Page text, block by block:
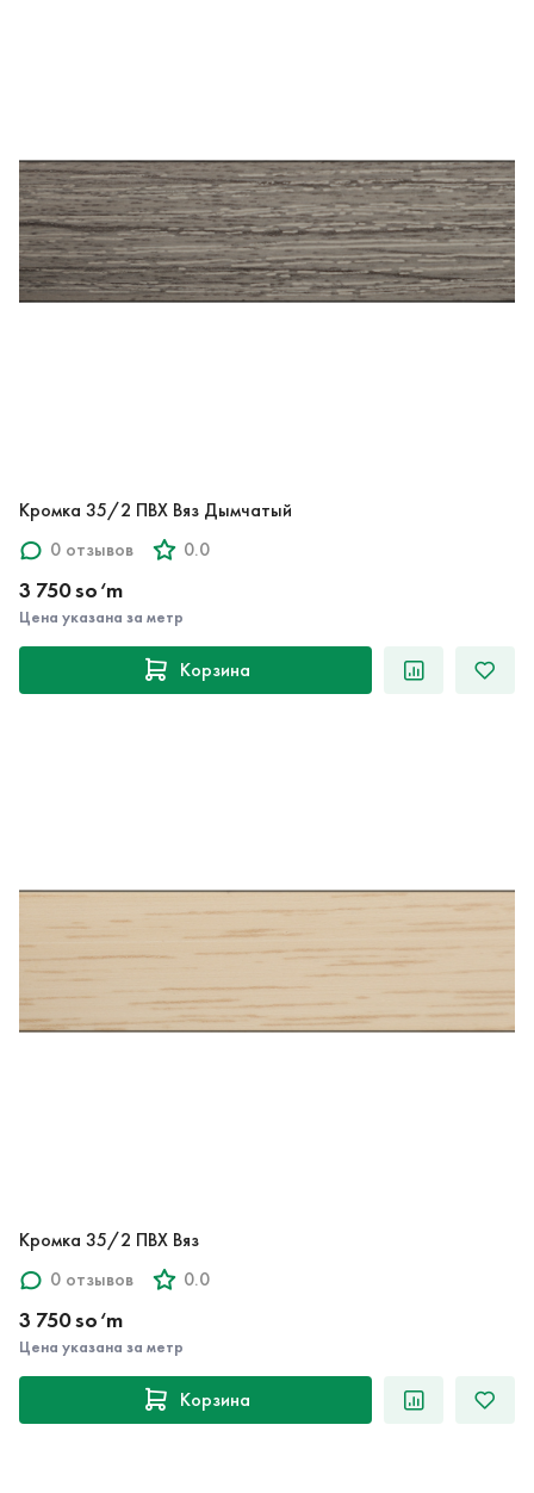
Кромка 35/2 ПВХ Вяз Дымчатый
0 отзывов
0.0
3 750 so‘m
Цена указана за метр
Корзина
Кромка 35/2 ПВХ Вяз
0 отзывов
0.0
3 750 so‘m
Цена указана за метр
Корзина